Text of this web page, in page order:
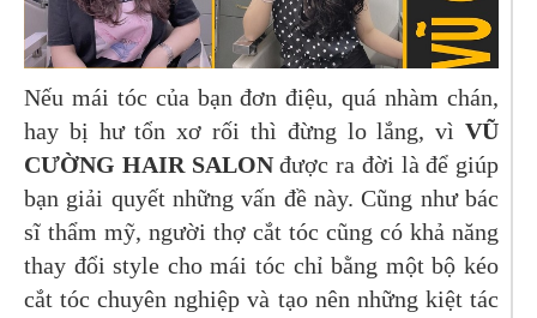
Nếu mái tóc của bạn đơn điệu, quá nhàm chán,
hay bị hư tổn xơ rối thì đừng lo lắng, vì VŨ
CƯỜNG HAIR SALONđược ra đời là để giúp
bạn giải quyết những vấn đề này. Cũng như bác
sĩ thẩm mỹ, người thợ cắt tóc cũng có khả năng
thay đổi style cho mái tóc chỉ bằng một bộ kéo
cắt tóc chuyên nghiệp và tạo nên những kiệt tác